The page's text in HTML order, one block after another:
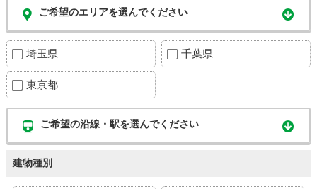
ご希望のエリアを選んでください
埼玉県 千葉県
東京都
ご希望の沿線・駅を選んでください
建物種別